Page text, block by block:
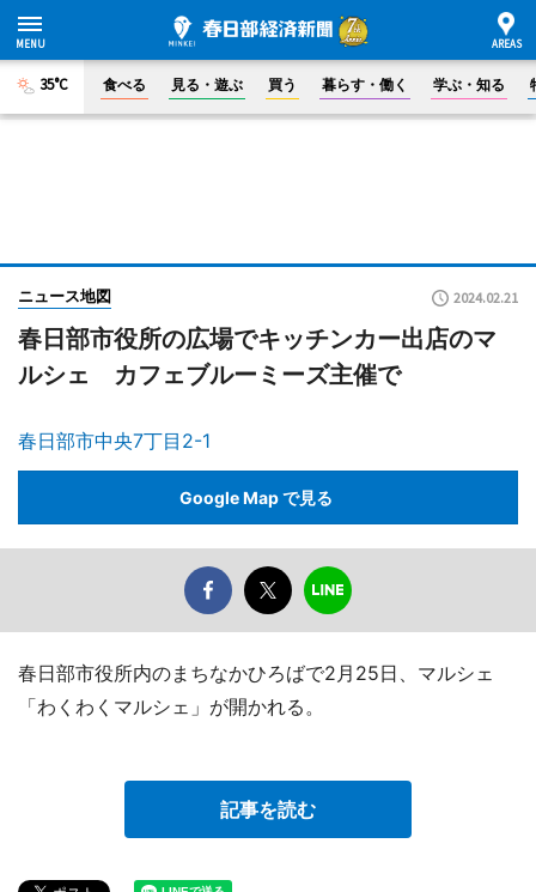
35°C 食べる 見る・遊ぶ 買う 暮らす・働く 学ぶ・知る
ニュース地図 2024.02.21
春日部市役所の広場でキッチンカー出店のマ
ルシェ カフェブルーミーズ主催で
春日部市中央7丁目2-1
Google Map で見る
春日部市役所内のまちなかひろばで2月25日、マルシェ
「わくわくマルシェ」が開かれる。
記事を読む